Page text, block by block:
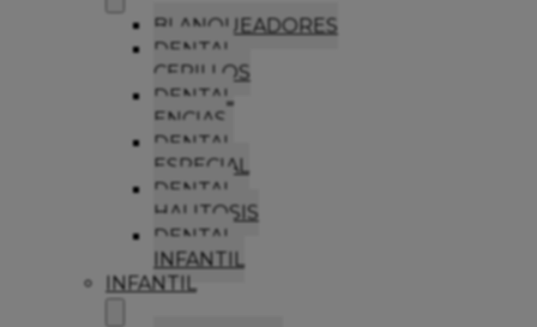
BLANQUEADORES
DENTAL
CEPILLOS
DENTAL
ENCIAS
DENTAL
ESPECIAL
DENTAL
HALITOSIS
DENTAL
INFANTIL
INFANTIL